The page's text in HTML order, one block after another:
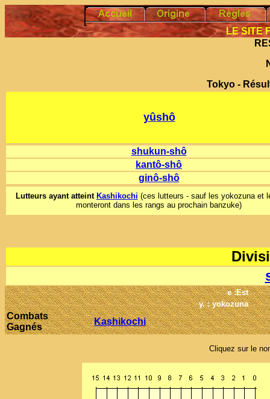
LE SITE
Tokyo -
yûshô
shukun-shô
kantô-shô
ginô-shô
Lutteurs ayant atteint Kashikochi (ces lutteurs - sauf les yokozuna et
monteront dans les rangs au prochain banzuke)
e :Est
y. : yokozuna
Combats
Gagnés
Kashikochi
Cliquez sur le